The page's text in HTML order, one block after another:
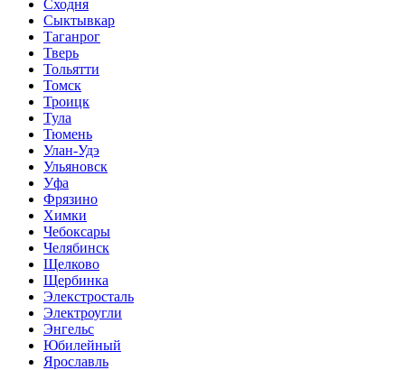
Сходня
Сыктывкар
Таганрог
Тверь
Тольятти
Томск
Троицк
Тула
Тюмень
Улан-Удэ
Ульяновск
Уфа
Фрязино
Химки
Чебоксары
Челябинск
Щелково
Щербинка
Элекстросталь
Электроугли
Энгельс
Юбилейный
Ярославль